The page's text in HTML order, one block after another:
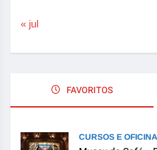
« jul
FAVORITOS
CURSOS E